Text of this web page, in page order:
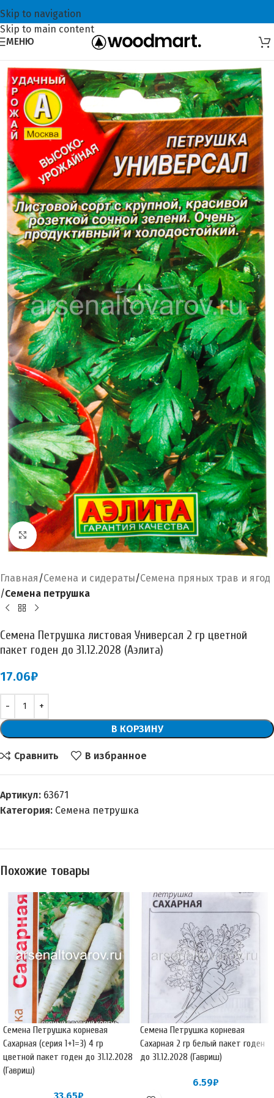
Skip to navigation
Skip to main content
МЕНЮ
Увеличить
Главная Семена и сидераты Семена пряных трав и ягод
Семена петрушка
Семена Петрушка листовая Универсал 2 гр цветной
пакет годен до 31.12.2028 (Аэлита)
17.06₽
В КОРЗИНУ
Сравнить В избранное
Артикул: 63671
Категория: Семена петрушка
Похожие товары
Семена Петрушка корневая
Сахарная (серия 1+1=3) 4 гр
цветной пакет годен до 31.12.2028
(Гавриш)
Семена Петрушка корневая
Сахарная 2 гр белый пакет годен
до 31.12.2028 (Гавриш)
6.59₽